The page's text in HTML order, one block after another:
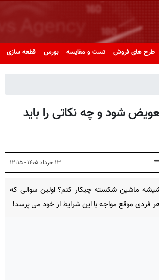
طرح های فروش تست و مقایسه بورس قطعه سازی
شود و چه نکاتی را باید
۱۳ خرداد ۱۴۰۵ - ۱۲:۱۵
ماشین شکسته چیکار کنم؟ اولین سوالی که
فردی موقع مواجه با این شرایط از خود می پرسد!